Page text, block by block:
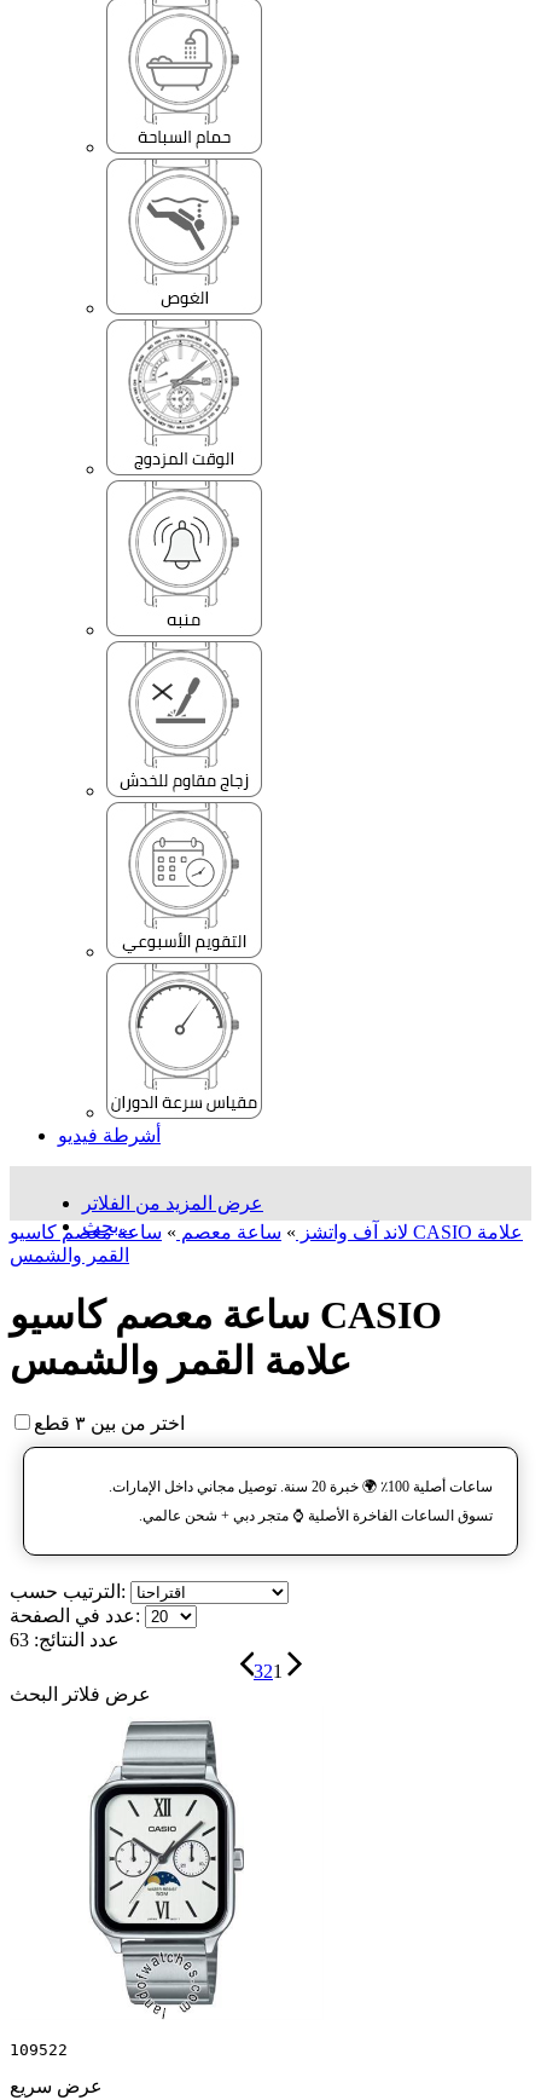
أشرطة فيديو
عرض المزيد من الفلاتر
بحث...
لاند آف واتشز » ساعة معصم » ساعة معصم کاسیو CASIO علامة
القمر والشمس
ساعة معصم کاسیو CASIO
علامة القمر والشمس
اختر من بين ٣ قطع
ساعات أصلية 100٪ 🌍 خبرة 20 سنة. توصيل مجاني داخل الإمارات.
تسوق الساعات الفاخرة الأصلية ⌚️ متجر دبي + شحن عالمي.
الترتيب حسب:
عدد في الصفحة:
عدد النتائج: 63
321
عرض فلاتر البحث
109522
عرض سريع